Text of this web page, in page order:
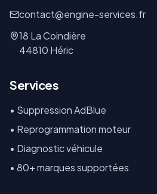
contact@engine-services.fr
18 La Coindière
44810 Héric
Services
• Suppression AdBlue
• Reprogrammation moteur
• Diagnostic véhicule
• 80+ marques supportées